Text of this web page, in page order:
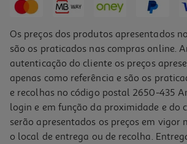
Os preços dos produtos apresentados
são os praticados nas compras online.
autenticação do cliente os preços
apenas como referência e são os
e recolhas no código postal 2650-435
login e em função da proximidade e do
serão apresentados os preços em vigor
o local de entrega ou de recolha.